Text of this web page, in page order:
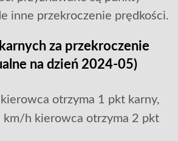
inne przekroczenie prędkości.
za przekroczenie
na dzień 2024-05)
otrzyma 1 pkt karny,
km/h kierowca otrzyma 2 pkt